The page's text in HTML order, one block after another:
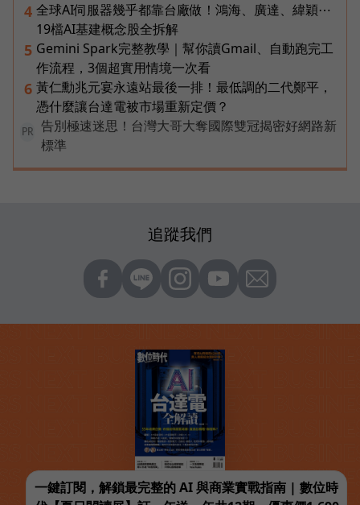
4 全球AI伺服器幾乎都靠台廠做！鴻海、廣達、緯穎⋯
19檔AI基建概念股全拆解
5 Gemini Spark完整教學｜幫你讀Gmail、自動跑完工
作流程，3個超實用情境一次看
6 黃仁勳兆元宴永遠站最後一排！最低調的二代鄭平，
憑什麼讓台達電被市場重新定價？
PR
告別極速迷思！台灣大哥大奪國際雙冠揭密好網路新
標準
追蹤我們
一鍵訂閱，解鎖最完整的 AI 與商業實戰指南 | 數位時